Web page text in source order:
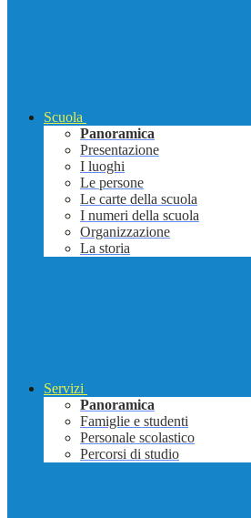
Scuola
Panoramica
Presentazione
I luoghi
Le persone
Le carte della scuola
I numeri della scuola
Organizzazione
La storia
Servizi
Panoramica
Famiglie e studenti
Personale scolastico
Percorsi di studio